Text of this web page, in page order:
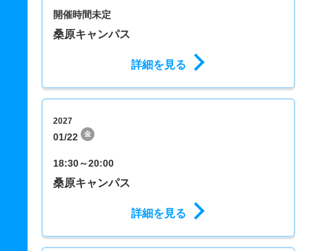
開催時間未定
桑原キャンパス
詳細を見る
2027
01/22 金
18:30～20:00
桑原キャンパス
詳細を見る